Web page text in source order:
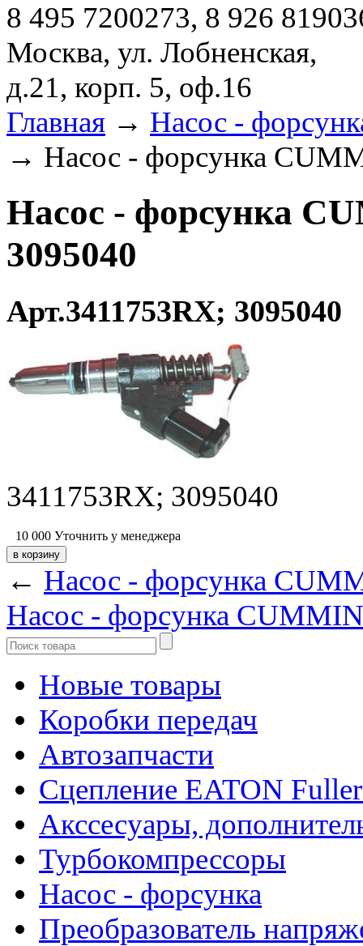
8 495 7200273, 8 926
Москва, ул. Лобненская,
д.21, корп. 5, оф.16
Главная → Насос -
→ Насос - форсунка
Насос - форсунка
3095040
Арт.3411753RX; 3095040
3411753RX; 3095040
10 000 Уточнить у менеджера
← Насос - форсунка
Насос - форсунка
Новые товары
Коробки передач
Автозапчасти
Сцепление EATON
Акссесуары,
Турбокомпрессоры
Насос - форсунка
Преобразователь